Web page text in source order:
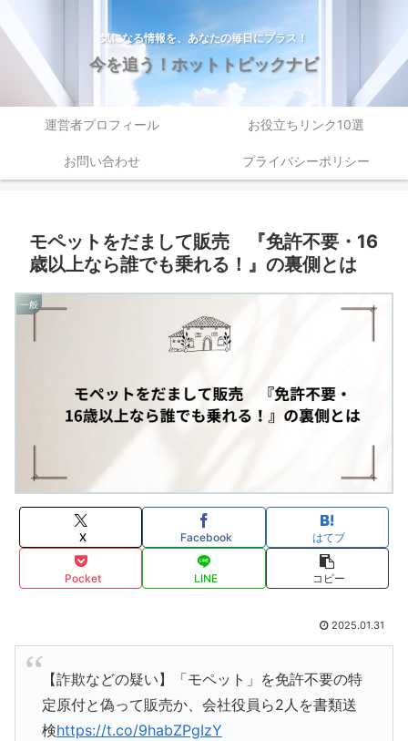
気になる情報を、あなたの毎日にプラス！
今を追う！ホットトピックナビ
運営者プロフィール お役立ちリンク10選
お問い合わせ プライバシーポリシー
モペットをだまして販売 『免許不要・16
歳以上なら誰でも乗れる！』の裏側とは
一般
X Facebook はてブ
Pocket LINE コピー
2025.01.31
【詐欺などの疑い】「モペット」を免許不要の特
定原付と偽って販売か、会社役員ら2人を書類送
検https://t.co/9habZPgIzY